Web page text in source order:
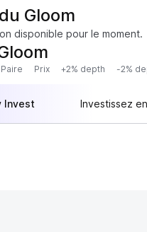
Gloom
disponible pour le moment.
Paire Prix +2% depth -2%
Invest Investissez